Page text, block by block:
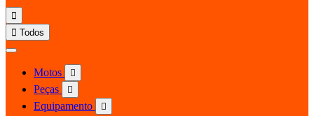

 Todos
Motos 
Peças 
Equipamento 